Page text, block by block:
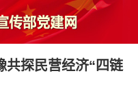
共探民营经济“四链